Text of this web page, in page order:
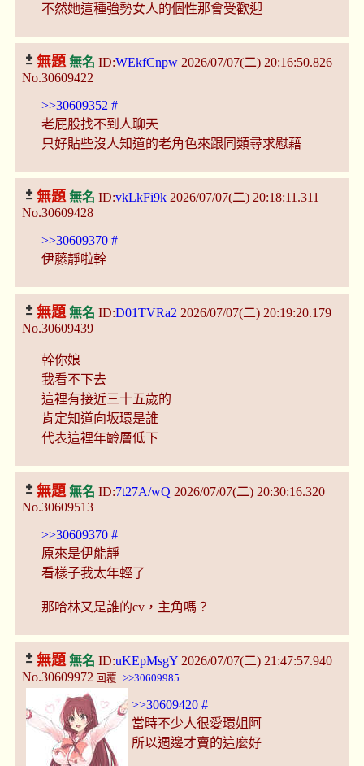
不然她這種強勢女人的個性那會受歡迎
無題無名 ID:WEkfCnpw2026/07/07(二) 20:16:50.826
No.30609422
>>30609352 #
老屁股找不到人聊天
只好貼些沒人知道的老角色來跟同類尋求慰藉
無題無名 ID:vkLkFi9k2026/07/07(二) 20:18:11.311
No.30609428
>>30609370#
伊藤靜啦幹
無題無名 ID:D01TVRa2 2026/07/07(二) 20:19:20.179
No.30609439
幹你娘
我看不下去
這裡有接近三十五歲的
肯定知道向坂環是誰
代表這裡年齡層低下
無題無名 ID:7t27A/wQ 2026/07/07(二) 20:30:16.320
No.30609513
>>30609370#
原來是伊能靜
看樣子我太年輕了
那哈林又是誰的cv，主角嗎？
無題無名 ID:uKEpMsgY2026/07/07(二) 21:47:57.940
No.30609972回覆: >>30609985
>>30609420 #
當時不少人很愛環姐阿
所以週邊才賣的這麼好